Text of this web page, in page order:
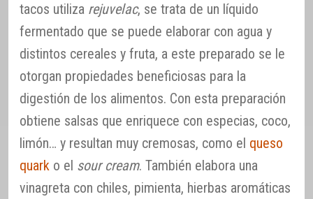
tacos utiliza rejuvelac, se trata de un líquido
fermentado que se puede elaborar con agua y
distintos cereales y fruta, a este preparado se le
otorgan propiedades beneficiosas para la
digestión de los alimentos. Con esta preparación
obtiene salsas que enriquece con especias, coco,
limón… y resultan muy cremosas, como el queso
quark o el sour cream. También elabora una
vinagreta con chiles, pimienta, hierbas aromáticas